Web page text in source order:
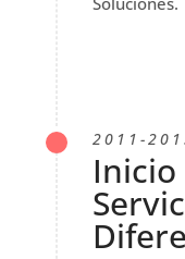
2011-
Inicio